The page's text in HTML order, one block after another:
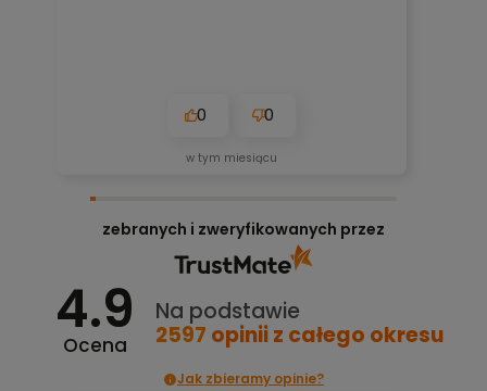
0 0
w tym miesiącu
zebranych i zweryfikowanych przez
4.9
Ocena
Na podstawie
2597 opiniiz całego okresu
Jak zbieramy opinie?